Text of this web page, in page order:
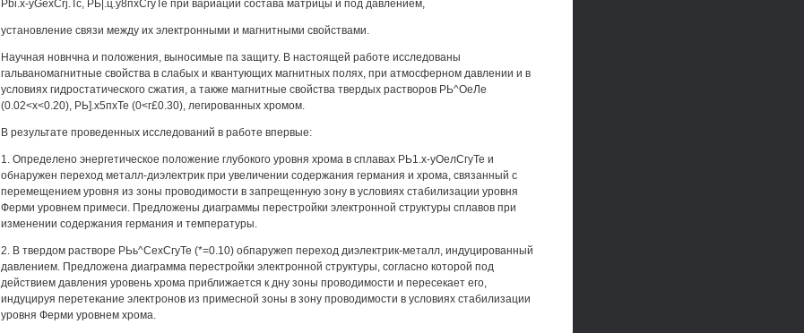
Pbi.x-yGexCrj.Tc, РЬ|.ц.у8пхСгуТе при вариации состава матрицы и под давлением,
установление связи между их электронными и магнитными свойствами.
Научная новнчна и положения, выносимые па защиту. В настоящей работе исследованы
гальваномагнитные свойства в слабых и квантующих магнитных полях, при атмосферном давлении и в
условиях гидростатического сжатия, а также магнитные свойства твердых растворов РЬ^ОеЛе
(0.02<х<0.20), РЬ].х5пхТе (0<г£0.30), легированных хромом.
В результате проведенных исследований в работе впервые:
1. Определено энергетическое положение глубокого уровня хрома в сплавах РЬ1.х-уОелСгуТе и
обнаружен переход металл-диэлектрик при увеличении содержания германия и хрома, связанный с
перемещением уровня из зоны проводимости в запрещенную зону в условиях стабилизации уровня
Ферми уровнем примеси. Предложены диаграммы перестройки электронной структуры сплавов при
изменении содержания германия и температуры.
2. В твердом растворе РЬь^СехСгуТе (*=0.10) обпаружеп переход диэлектрик-металл, индуцированный
давлением. Предложена диаграмма перестройки электронной структуры, согласно которой под
действием давления уровень хрома приближается к дну зоны проводимости и пересекает его,
индуцируя перетекание электронов из примесной зоны в зону проводимости в условиях стабилизации
уровня Ферми уровнем хрома.